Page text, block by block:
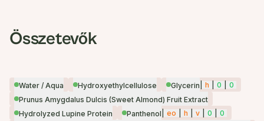
Összetevők
Water / Aqua Hydroxyethylcellulose Glycerin h 0
0
Prunus Amygdalus Dulcis (Sweet Almond) Fruit Extract
Hydrolyzed Lupine Protein
Panthenol eo h v 0
0